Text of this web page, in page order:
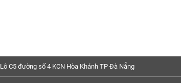
Lô C5 đường số 4 KCN Hòa Khánh TP Đà Nẵng